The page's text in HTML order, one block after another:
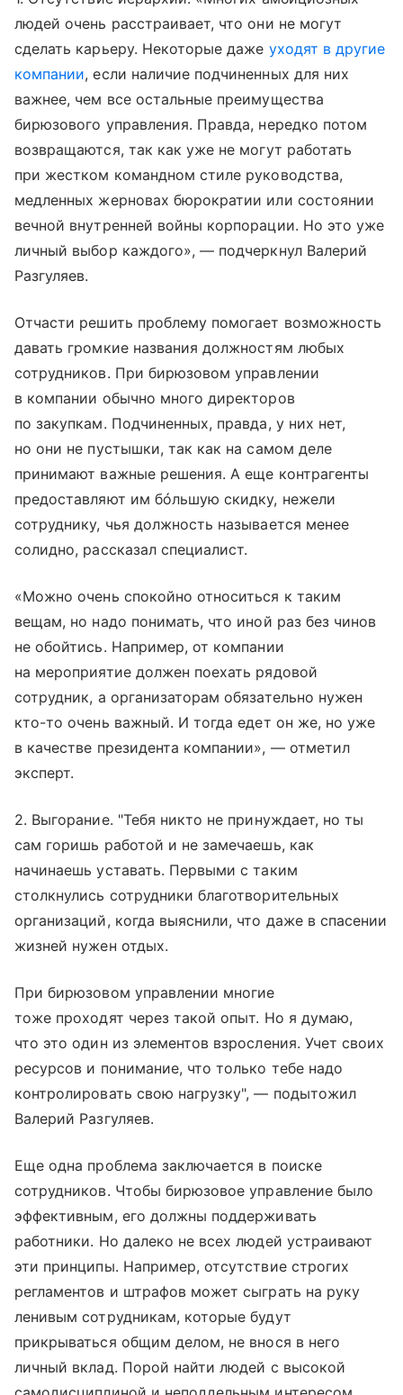
людей очень расстраивает, что они не могут
сделать карьеру. Некоторые даже уходят в другие
компании, если наличие подчиненных для них
важнее, чем все остальные преимущества
бирюзового управления. Правда, нередко потом
возвращаются, так как уже не могут работать
при жестком командном стиле руководства,
медленных жерновах бюрократии или состоянии
вечной внутренней войны корпорации. Но это уже
личный выбор каждого», — подчеркнул Валерий
Разгуляев.
Отчасти решить проблему помогает возможность
давать громкие названия должностям любых
сотрудников. При бирюзовом управлении
в компании обычно много директоров
по закупкам. Подчиненных, правда, у них нет,
но они не пустышки, так как на самом деле
принимают важные решения. А еще контрагенты
предоставляют им бóльшую скидку, нежели
сотруднику, чья должность называется менее
солидно, рассказал специалист.
«Можно очень спокойно относиться к таким
вещам, но надо понимать, что иной раз без чинов
не обойтись. Например, от компании
на мероприятие должен поехать рядовой
сотрудник, а организаторам обязательно нужен
кто-то очень важный. И тогда едет он же, но уже
в качестве президента компании», — отметил
эксперт.
2. Выгорание. "Тебя никто не принуждает, но ты
сам горишь работой и не замечаешь, как
начинаешь уставать. Первыми с таким
столкнулись сотрудники благотворительных
организаций, когда выяснили, что даже в спасении
жизней нужен отдых.
При бирюзовом управлении многие
тоже проходят через такой опыт. Но я думаю,
что это один из элементов взросления. Учет своих
ресурсов и понимание, что только тебе надо
контролировать свою нагрузку", — подытожил
Валерий Разгуляев.
Еще одна проблема заключается в поиске
сотрудников. Чтобы бирюзовое управление было
эффективным, его должны поддерживать
работники. Но далеко не всех людей устраивают
эти принципы. Например, отсутствие строгих
регламентов и штрафов может сыграть на руку
ленивым сотрудникам, которые будут
прикрываться общим делом, не внося в него
личный вклад. Порой найти людей с высокой